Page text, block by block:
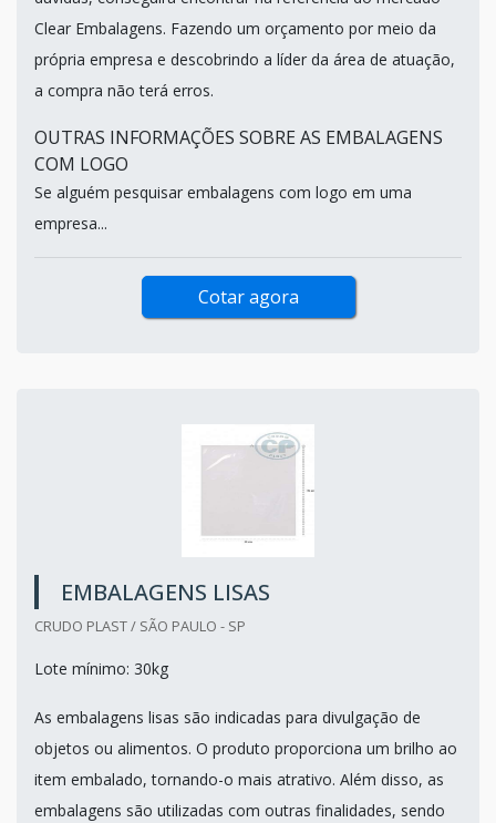
Clear Embalagens. Fazendo um orçamento por meio da
própria empresa e descobrindo a líder da área de atuação,
a compra não terá erros.
OUTRAS INFORMAÇÕES SOBRE AS EMBALAGENS
COM LOGO
Se alguém pesquisar embalagens com logo em uma
empresa...
Cotar agora
EMBALAGENS LISAS
CRUDO PLAST / SÃO PAULO - SP
Lote mínimo: 30kg
As embalagens lisas são indicadas para divulgação de
objetos ou alimentos. O produto proporciona um brilho ao
item embalado, tornando-o mais atrativo. Além disso, as
embalagens são utilizadas com outras finalidades, sendo